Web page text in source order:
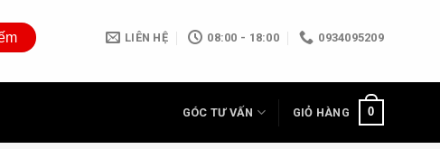
LIÊN HỆ 08:00 - 18:00 0934095209
GÓC TƯ VẤN GIỎ HÀNG 0